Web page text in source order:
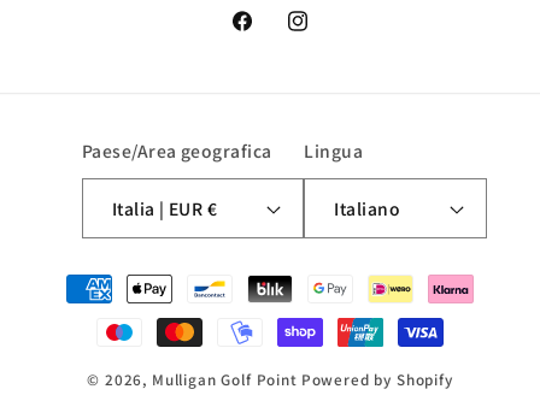
FacebookInstagram
Paese/Area geografica
Italia | EUR €
Lingua
Italiano
Metodi
di
pagamento
© 2026, Mulligan Golf Point Powered by Shopify